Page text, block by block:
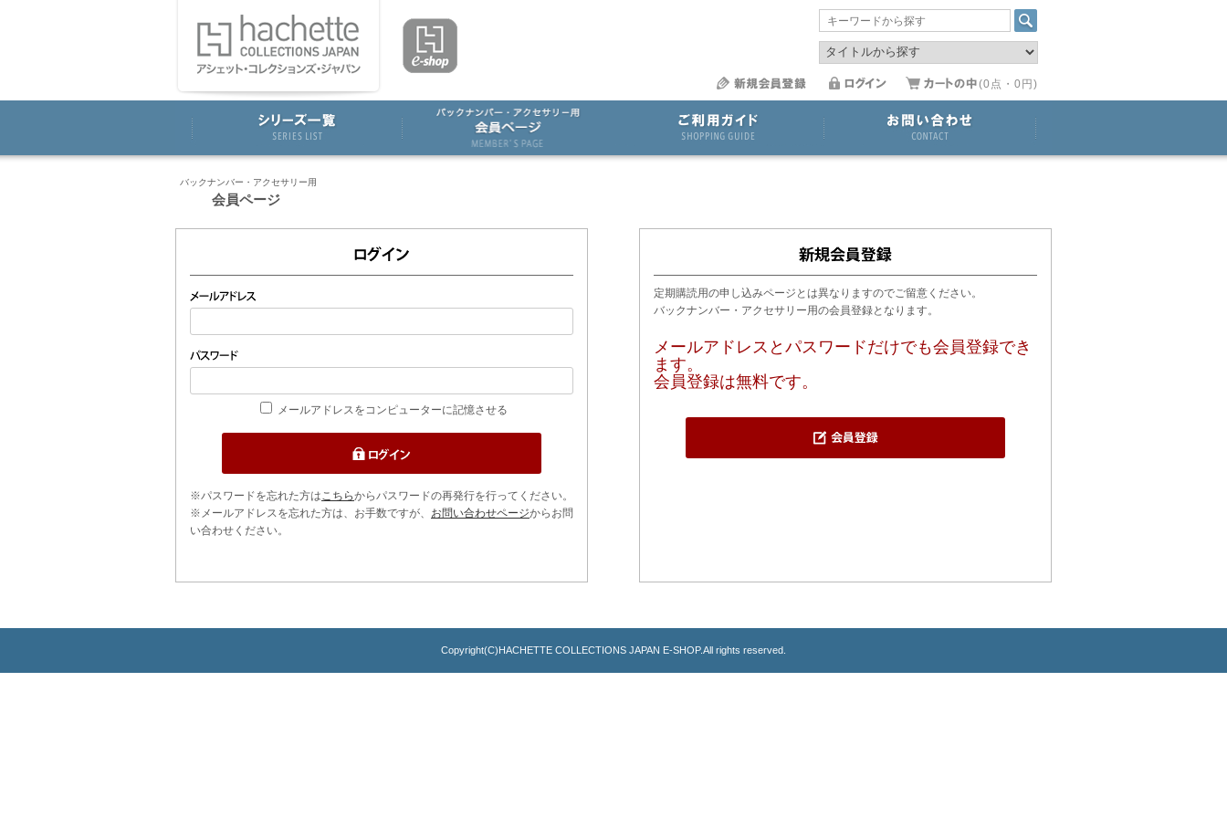
(0点・0円)
バックナンバー・アクセサリー用
会員ページ
メールアドレスをコンピューターに記憶させる
※パスワードを忘れた方はこちらからパスワードの再発行を行ってください。
※メールアドレスを忘れた方は、お手数ですが、 お問い合わせページからお問
い合わせください。
定期購読用の申し込みページとは異なりますのでご留意ください。
バックナンバー・アクセサリー用の会員登録となります。
メールアドレスとパスワードだけでも会員登録でき
ます。
会員登録は無料です。
Copyright(C)HACHETTE COLLECTIONS JAPAN E-SHOP.All rights reserved.